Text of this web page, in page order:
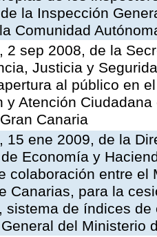
la Inspección
Comunidad
2 sep 2008, de la
Justicia y
al público en
y Atención
Canaria
15 ene 2009, de la
Economía y
colaboración entre
Canarias, para la
sistema de índices
del Ministerio